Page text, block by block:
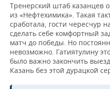
Тренерский штаб казанцев
из «Нефтехимика». Такая
сработала, гости чересчур
сделать себе комфортный
матч до победы. Но
невозможно. Гатиятулину
было важно закончить
Казань без этой дурацкой